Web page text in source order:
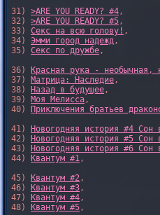
31) >ARE YOU READY? #4,
32) >ARE YOU READY? #5,
33) Секс на всю голову! ,
34) Эмми город надежд,
35) Секс по дружбе,
36)
Красная рука -
37) Матрица: Наследие,
38)
Назад в будущее,
39) Моя Мелисса,
40)
Приключения братьев
41)
Новогодняя история #4
42)
Новогодняя история #5
43)
Новогодняя история #6
44)
Квантум #1,
45)
Квантум #2,
46)
Квантум #3,
47)
Квантум #4,
48)
Квантум #5,